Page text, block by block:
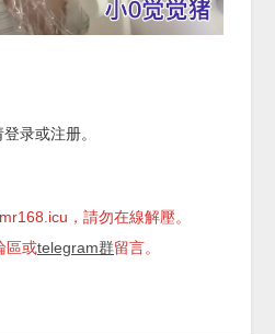
录或注册。
，請勿在線解壓。
區或telegram群留言。